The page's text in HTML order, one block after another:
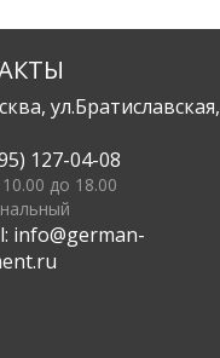
ул.Братиславская,
127-04-08
до 18.00
info@german-